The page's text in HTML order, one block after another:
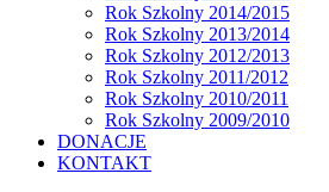
Rok Szkolny 2014/2015
Rok Szkolny 2013/2014
Rok Szkolny 2012/2013
Rok Szkolny 2011/2012
Rok Szkolny 2010/2011
Rok Szkolny 2009/2010
DONACJE
KONTAKT